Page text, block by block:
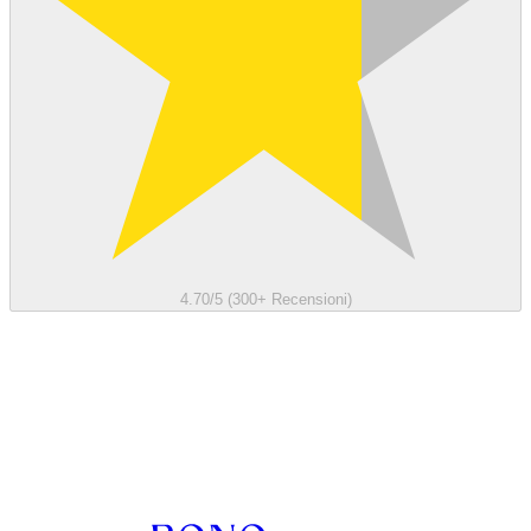
4.70/5 (300+ Recensioni)